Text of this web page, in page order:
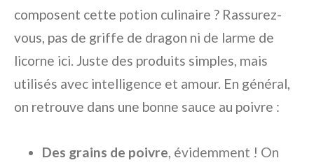
composent cette potion culinaire ? Rassurez-
vous, pas de griffe de dragon ni de larme de
licorne ici. Juste des produits simples, mais
utilisés avec intelligence et amour. En général,
on retrouve dans une bonne sauce au poivre :
Des grains de poivre , évidemment ! On